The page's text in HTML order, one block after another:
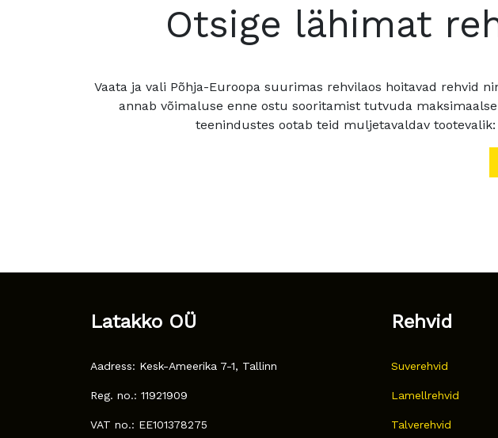
Otsige lähimat
Vaata ja vali Põhja-Euroopa suurimas rehvilaos hoitavad rehvid
annab võimaluse enne ostu sooritamist tutvuda
teenindustes ootab teid muljetavaldav
Latakko OÜ
Aadress: Kesk-Ameerika 7-1, Tallinn
Reg. no.: 11921909
VAT no.: EE101378275
Rehvid
Suverehvid
Lamellrehvid
Talverehvid